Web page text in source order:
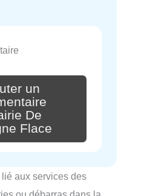
un
De
Flace
aux services des